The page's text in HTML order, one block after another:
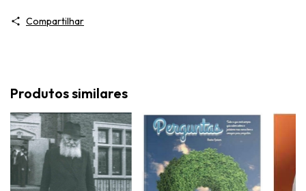
Compartilhar
Produtos similares